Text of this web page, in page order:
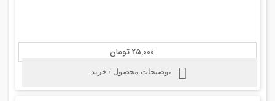
25,000 تومان
توضیحات محصول / خرید